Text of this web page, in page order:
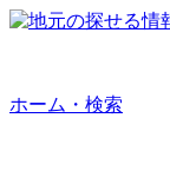
ホーム・検索